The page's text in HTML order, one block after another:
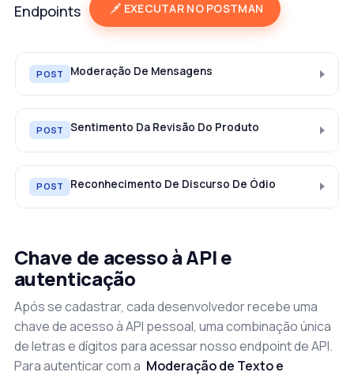
Endpoints EXECUTAR NO POSTMAN
POST Moderação De Mensagens
POST Sentimento Da Revisão Do Produto
POST Reconhecimento De Discurso De Ódio
Chave de acesso à API e
autenticação
Após se cadastrar, cada desenvolvedor recebe uma
chave de acesso à API pessoal, uma combinação única
de letras e dígitos para acessar nosso endpoint de API.
Para autenticar com a Moderação de Texto e